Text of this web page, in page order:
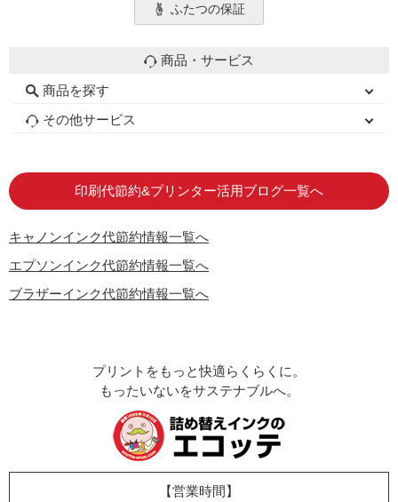
ふたつの保証
商品・サービス
商品を探す
初心者用セット
キャノンインク
エプソンインク
ブラザーインク
詰め替えインク
互換インクボトル
互換インクカートリッジ
再生インクカートリッジ
トナーカートリッジ
その他サービス
印刷代節約&プリンター活用ブログ一覧へ
キャノンインク代節約情報一覧へ
エプソンインク代節約情報一覧へ
ブラザーインク代節約情報一覧へ
プリントをもっと快適らくらくに。
もったいないをサステナブルへ。
【営業時間】